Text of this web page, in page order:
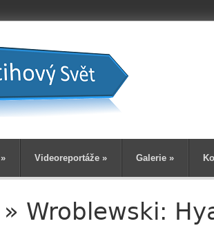
» Videoreportáže » Galerie »
» Wroblewski: